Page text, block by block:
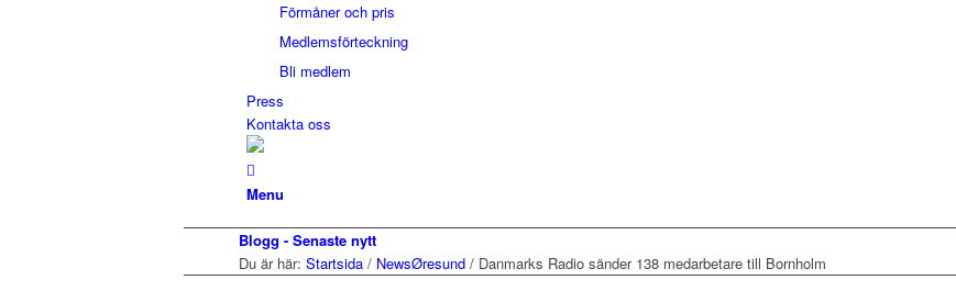
Förmåner och pris
Medlemsförteckning
Bli medlem
Press
Kontakta oss
Menu
Blogg - Senaste nytt
Du är här: Startsida / NewsØresund / Danmarks Radio sänder 138 medarbetare till Bornholm